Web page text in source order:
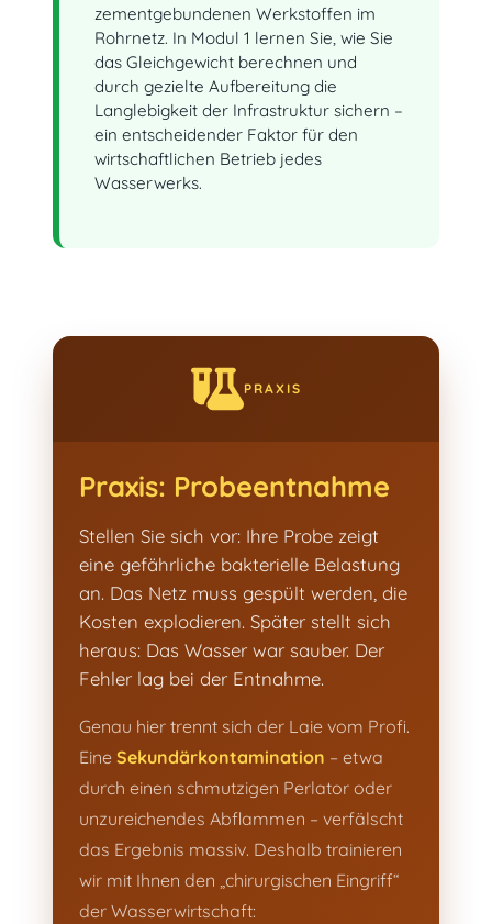
zementgebundenen Werkstoffen im
Rohrnetz. In Modul 1 lernen Sie, wie Sie
das Gleichgewicht berechnen und
durch gezielte Aufbereitung die
Langlebigkeit der Infrastruktur sichern –
ein entscheidender Faktor für den
wirtschaftlichen Betrieb jedes
Wasserwerks.
PRAXIS
Praxis: Probeentnahme
Stellen Sie sich vor: Ihre Probe zeigt
eine gefährliche bakterielle Belastung
an. Das Netz muss gespült werden, die
Kosten explodieren. Später stellt sich
heraus: Das Wasser war sauber. Der
Fehler lag bei der Entnahme.
Genau hier trennt sich der Laie vom Profi.
Eine Sekundärkontamination – etwa
durch einen schmutzigen Perlator oder
unzureichendes Abflammen – verfälscht
das Ergebnis massiv. Deshalb trainieren
wir mit Ihnen den „chirurgischen Eingriff“
der Wasserwirtschaft: